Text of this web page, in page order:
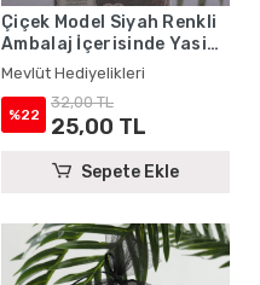
Çiçek Model Siyah Renkli
Ambalaj İçerisinde Yasin
Kitabı, Magnet ve Tesbih -
Mevlüt Hediyelikleri
Mevlüt Hediyelikleri
%22
32,00 TL
25,00 TL
Sepete Ekle